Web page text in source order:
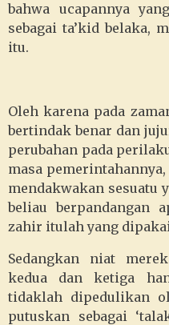
bahwa ucapannya
sebagai ta’kid belaka,
itu.
Oleh karena pada
bertindak benar dan
perubahan pada
masa
mendakwakan sesuatu
beliau berpandangan
zahir itulah yang
Sedangkan niat
kedua dan ketiga
tidaklah dipedulikan
putuskan sebagai